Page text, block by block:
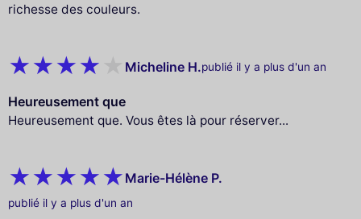
richesse des couleurs.
Micheline H.publié il y a plus d'un an
Heureusement que
Heureusement que. Vous êtes là pour réserver...
Marie-Hélène P.
publié il y a plus d'un an